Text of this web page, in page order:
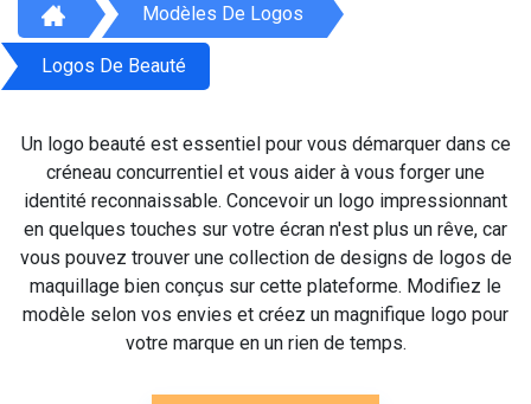
Modèles De Logos
Logos De Beauté
Un logo beauté est essentiel pour vous démarquer dans ce
créneau concurrentiel et vous aider à vous forger une
identité reconnaissable. Concevoir un logo impressionnant
en quelques touches sur votre écran n'est plus un rêve, car
vous pouvez trouver une collection de designs de logos de
maquillage bien conçus sur cette plateforme. Modifiez le
modèle selon vos envies et créez un magnifique logo pour
votre marque en un rien de temps.